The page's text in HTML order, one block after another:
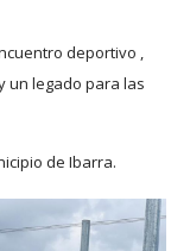
deportivo ,
un legado para las
de Ibarra.